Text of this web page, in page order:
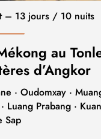
– 13 jours / 10 nuits
au
d’Angkor
· Oudomxay ·
Luang Prabang ·
Sap